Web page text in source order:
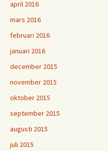
april 2016
mars 2016
februari 2016
januari 2016
december 2015
november 2015
oktober 2015
september 2015
augusti 2015
juli 2015